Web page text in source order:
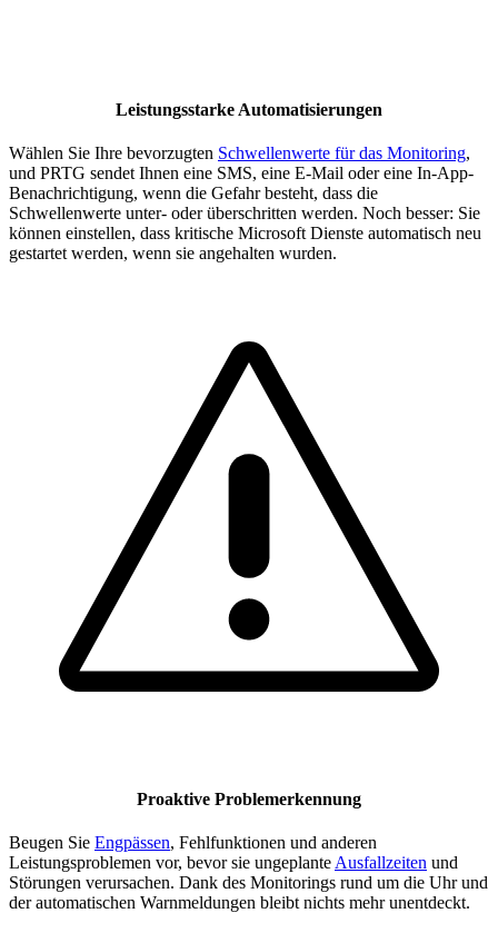
Leistungsstarke Automatisierungen
Wählen Sie Ihre bevorzugten Schwellenwerte für das Monitoring,
und PRTG sendet Ihnen eine SMS, eine E-Mail oder eine In-App-
Benachrichtigung, wenn die Gefahr besteht, dass die
Schwellenwerte unter- oder überschritten werden. Noch besser: Sie
können einstellen, dass kritische Microsoft Dienste automatisch neu
gestartet werden, wenn sie angehalten wurden.
Proaktive Problemerkennung
Beugen Sie Engpässen, Fehlfunktionen und anderen
Leistungsproblemen vor, bevor sie ungeplante Ausfallzeiten und
Störungen verursachen. Dank des Monitorings rund um die Uhr und
der automatischen Warnmeldungen bleibt nichts mehr unentdeckt.